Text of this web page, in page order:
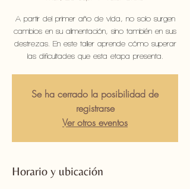
A partir del primer año de vida, no solo surgen
cambios en su alimentación, sino también en sus
destrezas. En este taller aprende cómo superar
las dificultades que esta etapa presenta.
Se ha cerrado la posibilidad de
registrarse
Ver otros eventos
Horario y ubicación